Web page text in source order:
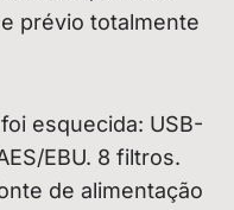
prévio totalmente
esquecida: USB-
EBU. 8 filtros.
de alimentação